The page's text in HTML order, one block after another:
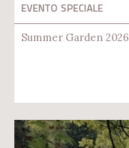
EVENTO SPECIALE
Summer Garden 2026